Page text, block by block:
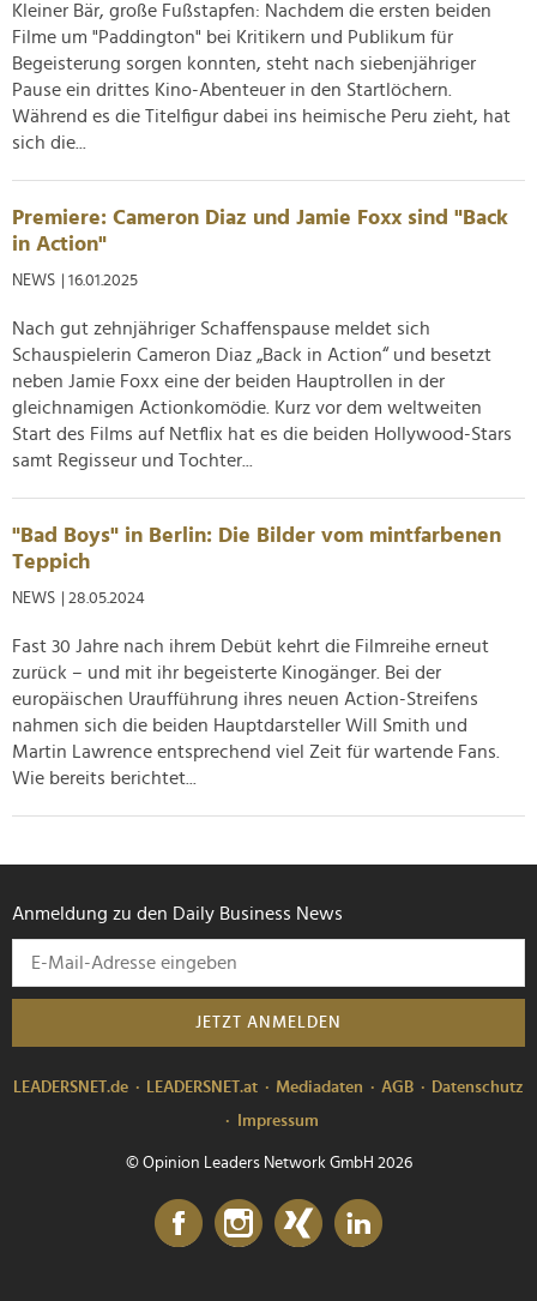
analysieren. Außerdem geben wir Informationen zu Ihrer
Verwendung unserer Website an unsere Partner für
soziale Medien, Werbung und Analysen weiter. Unsere
Partner führen diese Informationen möglicherweise mit
weiteren Daten zusammen, die Sie ihnen bereitgestellt
Kleiner Bär, große Fußstapfen: Nachdem die ersten beiden
Filme um "Paddington" bei Kritikern und Publikum für
Begeisterung sorgen konnten, steht nach siebenjähriger
Pause ein drittes Kino-Abenteuer in den Startlöchern.
Während es die Titelfigur dabei ins heimische Peru zieht, hat
sich die...
Premiere: Cameron Diaz und Jamie Foxx sind "Back
in Action"
NEWS | 16.01.2025
Nach gut zehnjähriger Schaffenspause meldet sich
Schauspielerin Cameron Diaz „Back in Action“ und besetzt
neben Jamie Foxx eine der beiden Hauptrollen in der
gleichnamigen Actionkomödie. Kurz vor dem weltweiten
Start des Films auf Netflix hat es die beiden Hollywood-Stars
samt Regisseur und Tochter...
"Bad Boys" in Berlin: Die Bilder vom mintfarbenen
Teppich
NEWS | 28.05.2024
Fast 30 Jahre nach ihrem Debüt kehrt die Filmreihe erneut
zurück – und mit ihr begeisterte Kinogänger. Bei der
europäischen Uraufführung ihres neuen Action-Streifens
nahmen sich die beiden Hauptdarsteller Will Smith und
Martin Lawrence entsprechend viel Zeit für wartende Fans.
Wie bereits berichtet...
Anmeldung zu den Daily Business News
JETZT ANMELDEN
LEADERSNET.de LEADERSNET.at Mediadaten AGB
Datenschutz
Impressum
© Opinion Leaders Network GmbH 2026